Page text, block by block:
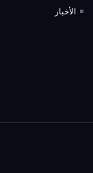
الأخبار